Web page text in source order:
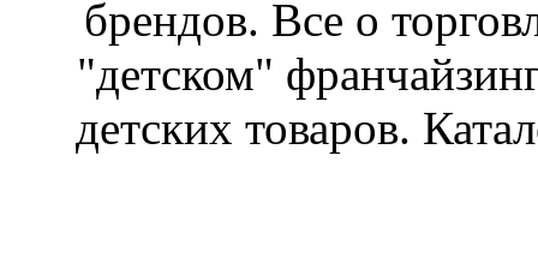
брендов. Все о
"детском"
детских товаров.